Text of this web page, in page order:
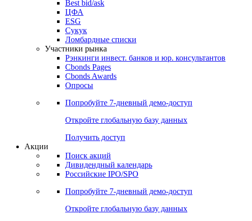
Best bid/ask
ЦФА
ESG
Сукук
Ломбардные списки
Участники рынка
Рэнкинги инвест. банков и юр. консультантов
Cbonds Pages
Cbonds Awards
Опросы
Попробуйте 7-дневный демо-доступ
Откройте глобальную базу данных
Получить доступ
Акции
Поиск акций
Дивидендный календарь
Российские IPO/SPO
Попробуйте 7-дневный демо-доступ
Откройте глобальную базу данных